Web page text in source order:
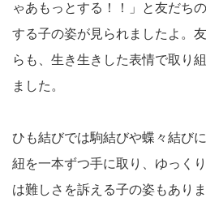
ゃあもっとする！！」と友だち
する子の姿が見られましたよ。
らも、生き生きした表情で取り
ました。
ひも結びでは駒結びや蝶々結び
紐を一本ずつ手に取り、ゆっく
は難しさを訴える子の姿もあり